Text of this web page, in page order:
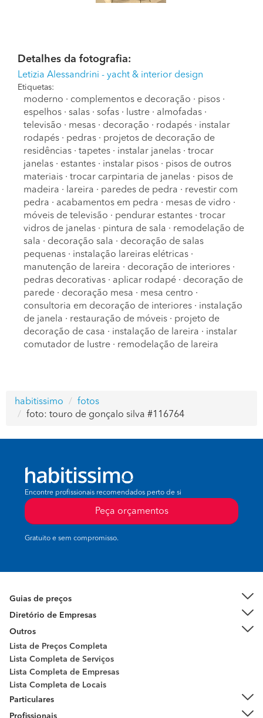
Detalhes da fotografia:
Letizia Alessandrini - yacht & interior design
Etiquetas:
moderno · complementos e decoração · pisos ·
espelhos · salas · sofas · lustre · almofadas ·
televisão · mesas · decoração · rodapés · instalar
rodapés · pedras · projetos de decoração de
residências · tapetes · instalar janelas · trocar
janelas · estantes · instalar pisos · pisos de outros
materiais · trocar carpintaria de janelas · pisos de
madeira · lareira · paredes de pedra · revestir com
pedra · acabamentos em pedra · mesas de vidro ·
móveis de televisão · pendurar estantes · trocar
vidros de janelas · pintura de sala · remodelação de
sala · decoração sala · decoração de salas
pequenas · instalação lareiras elétricas ·
manutenção de lareira · decoração de interiores ·
pedras decorativas · aplicar rodapé · decoração de
parede · decoração mesa · mesa centro ·
consultoria em decoração de interiores · instalação
de janela · restauração de móveis · projeto de
decoração de casa · instalação de lareira · instalar
comutador de lustre · remodelação de lareira
habitissimo
fotos
foto: touro de gonçalo silva #116764
Encontre profissionais recomendados perto de si
Peça orçamentos
Gratuito e sem compromisso.
Guias de preços
Diretório de Empresas
Outros
Lista de Preços Completa
Lista Completa de Serviços
Lista Completa de Empresas
Lista Completa de Locais
Particulares
Profissionais